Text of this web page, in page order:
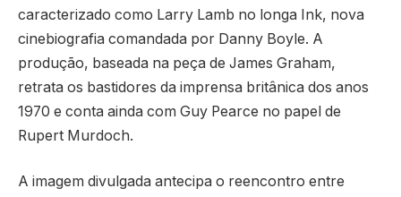
caracterizado como Larry Lamb no longa Ink, nova
cinebiografia comandada por Danny Boyle. A
produção, baseada na peça de James Graham,
retrata os bastidores da imprensa britânica dos anos
1970 e conta ainda com Guy Pearce no papel de
Rupert Murdoch.
A imagem divulgada antecipa o reencontro entre